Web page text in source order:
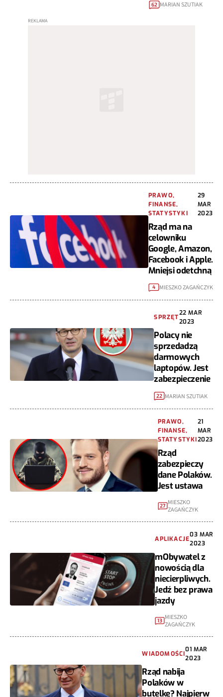
62 MARIAN SZUTIAK
PRAWO,
FINANSE,
STATYSTYKI
29
MAR
2023
Rząd ma na
celowniku
Google, Amazon,
Facebook i Apple.
Mniejsi odetchną
4 MIESZKO ZAGAŃCZYK
SPRZĘT
22 MAR
2023
Polacy nie
sprzedadzą
darmowych
laptopów. Jest
zabezpieczenie
22 MARIAN SZUTIAK
PRAWO,
FINANSE,
STATYSTYKI
21
MAR
2023
Rząd
zabezpieczy
dane Polaków.
Jest ustawa
27 MIESZKO
ZAGAŃCZYK
APLIKACJE
03 MAR
2023
mObywatel z
nowością dla
niecierpliwych.
Jedź bez prawa
jazdy
13 MIESZKO
ZAGAŃCZYK
WIADOMOŚCI
01 MAR
2023
Rząd nabija
Polaków w
butelkę? Najpierw